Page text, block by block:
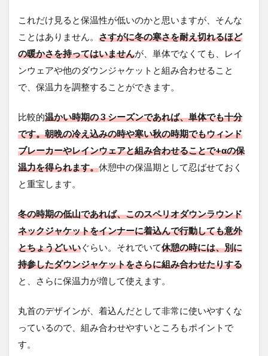
これだけ見ると保温性が低いのかと思いますが、そんな
ことはありません。 さすがに冬の寒さを耐え切れるほど
の暖かさを持ってはいませんが、単体でなくても、レイ
ンウェアや他のダウンジャケットと組み合わせること
で、保温力を調整することができます。
比較的温かい時期の 3 シーズンであれば、単体でも十分
です。朝晩の冷え込みの時や寒い秋の時期でもウィンド
ブレーカーやレインウェアと組み合わせることで+αの保
温力を得られます。休憩中の保温期として忍ばせておく
と重宝します。
冬の時期の低山であれば、このスペリオダウンラウンド
ネックジャケットをインナーに着込んで行動しても意外
とちょうどいいぐらい。それでいて休憩の時には、別に
持参したダウンジャケットをさらに組み合わせたりする
と、さらに保温力が増して使えます。
丸首のデザインが、着込んだとして非常に使いやすくな
っているので、組み合わせやすいところもポイントで
す。